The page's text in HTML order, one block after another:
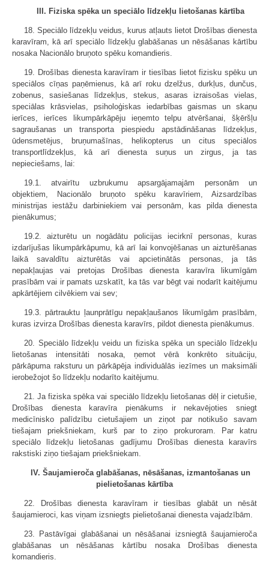
III. Fiziska spēka un speciālo līdzekļu lietošanas kārtība
18. Speciālo līdzekļu veidus, kurus atļauts lietot Drošības dienesta
karavīram, kā arī speciālo līdzekļu glabāšanas un nēsāšanas kārtību
nosaka Nacionālo bruņoto spēku komandieris.
19. Drošības dienesta karavīram ir tiesības lietot fizisku spēku un
speciālos cīņas paņēmienus, kā arī roku dzelžus, durkļus, dunčus,
zobenus, sasiešanas līdzekļus, stekus, asaras izraisošas vielas,
speciālas krāsvielas, psiholoģiskas iedarbības gaismas un skaņu
ierīces, ierīces likumpārkāpēju ieņemto telpu atvēršanai, šķēršļu
sagraušanas un transporta piespiedu apstādināšanas līdzekļus,
ūdensmetējus, bruņumašīnas, helikopterus un citus speciālos
transportlīdzekļus, kā arī dienesta suņus un zirgus, ja tas
nepieciešams, lai:
19.1. atvairītu uzbrukumu apsargājamajām personām un
objektiem, Nacionālo bruņoto spēku karavīriem, Aizsardzības
ministrijas iestāžu darbiniekiem vai personām, kas pilda dienesta
pienākumus;
19.2. aizturētu un nogādātu policijas iecirknī personas, kuras
izdarījušas likumpārkāpumu, kā arī lai konvojēšanas un aizturēšanas
laikā savaldītu aizturētās vai apcietinātās personas, ja tās
nepakļaujas vai pretojas Drošības dienesta karavīra likumīgām
prasībām vai ir pamats uzskatīt, ka tās var bēgt vai nodarīt kaitējumu
apkārtējiem cilvēkiem vai sev;
19.3. pārtrauktu ļaunprātīgu nepakļaušanos likumīgām prasībām,
kuras izvirza Drošības dienesta karavīrs, pildot dienesta pienākumus.
20. Speciālo līdzekļu veidu un fiziska spēka un speciālo līdzekļu
lietošanas intensitāti nosaka, ņemot vērā konkrēto situāciju,
pārkāpuma raksturu un pārkāpēja individuālās iezīmes un maksimāli
ierobežojot šo līdzekļu nodarīto kaitējumu.
21. Ja fiziska spēka vai speciālo līdzekļu lietošanas dēļ ir cietušie,
Drošības dienesta karavīra pienākums ir nekavējoties sniegt
medicīnisko palīdzību cietušajiem un ziņot par notikušo savam
tiešajam priekšniekam, kurš par to ziņo prokuroram. Par katru
speciālo līdzekļu lietošanas gadījumu Drošības dienesta karavīrs
rakstiski ziņo tiešajam priekšniekam.
IV. Šaujamieroča glabāšanas, nēsāšanas, izmantošanas un
pielietošanas kārtība
22. Drošības dienesta karavīram ir tiesības glabāt un nēsāt
šaujamieroci, kas viņam izsniegts pielietošanai dienesta vajadzībām.
23. Pastāvīgai glabāšanai un nēsāšanai izsniegtā šaujamieroča
glabāšanas un nēsāšanas kārtību nosaka Drošības dienesta
komandieris.